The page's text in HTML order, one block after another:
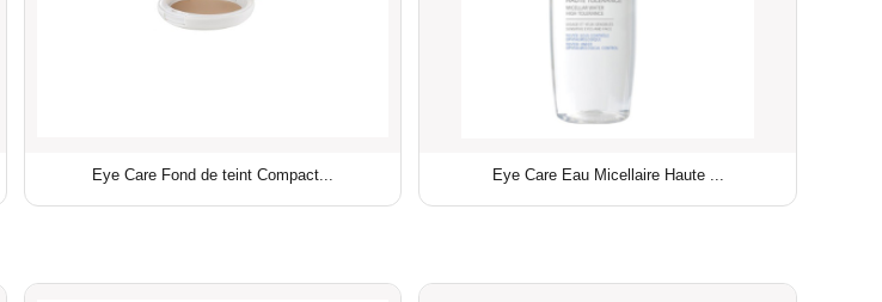
Eye Care Fond de teint Compact... Eye Care Eau Micellaire Haute ...